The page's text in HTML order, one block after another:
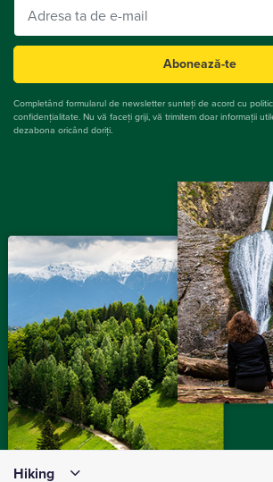
Abonează-te
Completând formularul de newsletter sunteți de acord cu
confidențialitate. Nu vă faceți griji, vă trimitem doar informații
dezabona oricând doriți.
Hiking